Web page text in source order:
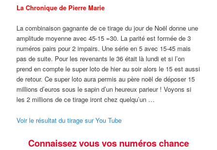
La Chronique de Pierre Marie
La combinaison gagnante de ce tirage du jour de Noël donne une
amplitude moyenne avec 45-15 =30. La parité est formée de 3
numéros pairs pour 2 impairs. Une série en 5 avec 15-45 mais
pas de suite. Pour les revenants le 36 était là lundi et si l’on
prend en compte le super loto de hier au soir alors le 15 est aussi
de retour. Ce super loto aura permis au père noël de déposer 15
millions d’euros sous le sapin d’un heureux parieur ! Voyons si
les 2 millions de ce tirage iront chez quelqu’un …
Voir le résultat du tirage sur You Tube
Connaissez vous vos numéros chance